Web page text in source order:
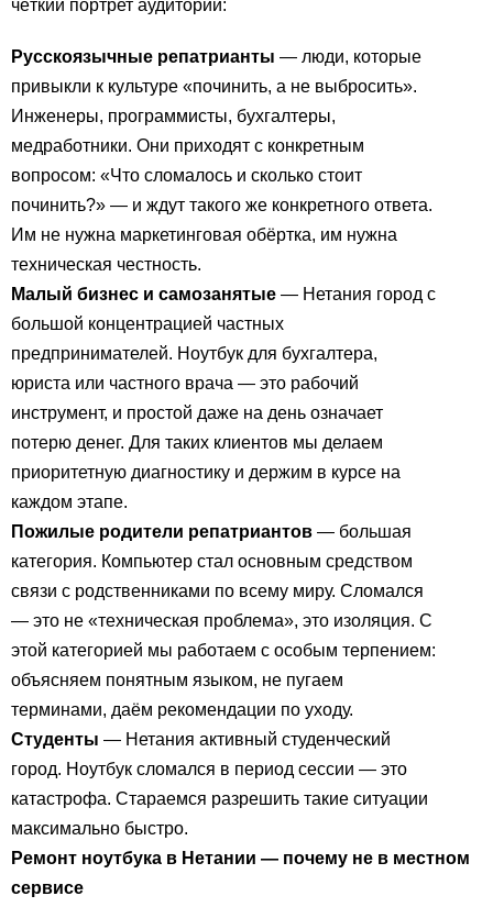
чёткий портрет аудитории:
Русскоязычные репатрианты — люди, которые
привыкли к культуре «починить, а не выбросить».
Инженеры, программисты, бухгалтеры,
медработники. Они приходят с конкретным
вопросом: «Что сломалось и сколько стоит
починить?» — и ждут такого же конкретного ответа.
Им не нужна маркетинговая обёртка, им нужна
техническая честность.
Малый бизнес и самозанятые — Нетания город с
большой концентрацией частных
предпринимателей. Ноутбук для бухгалтера,
юриста или частного врача — это рабочий
инструмент, и простой даже на день означает
потерю денег. Для таких клиентов мы делаем
приоритетную диагностику и держим в курсе на
каждом этапе.
Пожилые родители репатриантов — большая
категория. Компьютер стал основным средством
связи с родственниками по всему миру. Сломался
— это не «техническая проблема», это изоляция. С
этой категорией мы работаем с особым терпением:
объясняем понятным языком, не пугаем
терминами, даём рекомендации по уходу.
Студенты — Нетания активный студенческий
город. Ноутбук сломался в период сессии — это
катастрофа. Стараемся разрешить такие ситуации
максимально быстро.
Ремонт ноутбука в Нетании — почему не в местном
сервисе